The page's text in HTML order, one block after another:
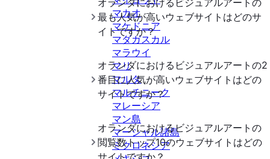
マカオ
マケドニア
マダガスカル
マラウイ
マリ
マルタ
マルチニーク
マレーシア
マン島
マーシャル諸島
ミクロネシア
オランダにおける ビジュアルアート の
最も人気が高いウェブサイトはどのサ
イトですか？
オランダにおける ビジュアルアート の2
番目に人気が高いウェブサイトはどの
サイトですか？
オランダにおけるビジュアルアート の
閲覧数トップ10のウェブサイトはどの